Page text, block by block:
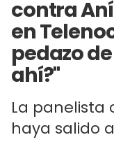
contra
en
pedazo
ahí?"
La panelista
haya salido